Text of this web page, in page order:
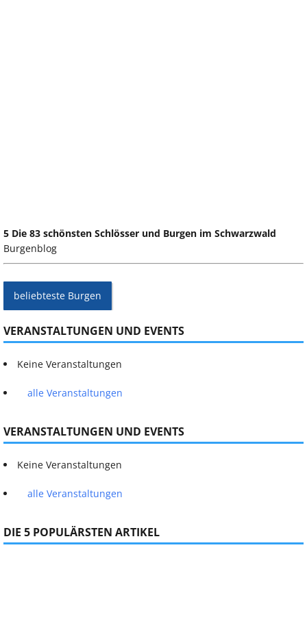
5 Die 83 schönsten Schlösser und Burgen im Schwarzwald
Burgenblog
beliebteste Burgen
VERANSTALTUNGEN UND EVENTS
Keine Veranstaltungen
alle Veranstaltungen
VERANSTALTUNGEN UND EVENTS
Keine Veranstaltungen
alle Veranstaltungen
DIE 5 POPULÄRSTEN ARTIKEL